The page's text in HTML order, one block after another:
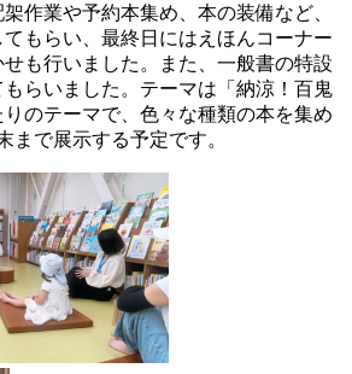
作業や予約本集め、本の装備など、
もらい、最終日にはえほんコーナー
も行いました。また、一般書の特設
らいました。テーマは「納涼！百鬼
のテーマで、色々な種類の本を集め
まで展示する予定です。